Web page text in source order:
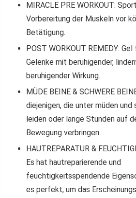
MIRACLE PRE WORKOUT:
Vorbereitung der Muskeln vor
Betätigung.
POST WORKOUT REMEDY:
Gelenke mit beruhigender,
beruhigender Wirkung.
MÜDE BEINE & SCHWERE
diejenigen, die unter müden und
leiden oder lange Stunden auf
Bewegung verbringen.
HAUTREPARATUR &
Es hat hautreparierende und
feuchtigkeitsspendende
es perfekt, um das